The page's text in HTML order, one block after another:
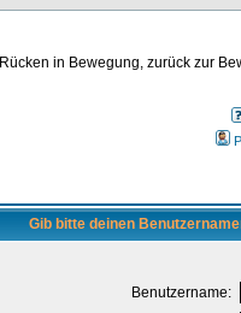
Rücken in Bewegung, zurück zur
Gib bitte deinen
Benutzername: